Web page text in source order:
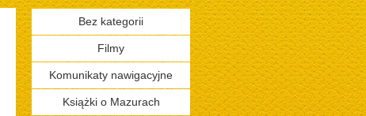
Bez kategorii
Filmy
Komunikaty nawigacyjne
Książki o Mazurach